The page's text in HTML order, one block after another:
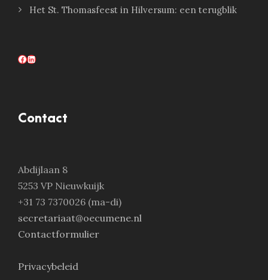
Het St. Thomasfeest in Hilversum: een terugblik
Facebook LinkedIn
Contact
Abdijlaan 8
5253 VP Nieuwkuijk
+31 73 7370026 (ma-di)
secretariaat@oecumene.nl
Contactformulier
Privacybeleid